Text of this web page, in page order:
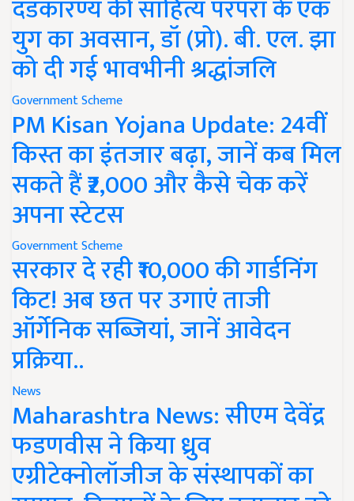
दंडकारण्य की साहित्य परंपरा के एक
युग का अवसान, डॉ (प्रो). बी. एल. झा
को दी गई भावभीनी श्रद्धांजलि
Government Scheme
PM Kisan Yojana Update: 24वीं
किस्त का इंतजार बढ़ा, जानें कब मिल
सकते हैं ₹2,000 और कैसे चेक करें
अपना स्टेटस
Government Scheme
सरकार दे रही ₹10,000 की गार्डनिंग
किट! अब छत पर उगाएं ताजी
ऑर्गेनिक सब्जियां, जानें आवेदन
प्रक्रिया..
News
Maharashtra News: सीएम देवेंद्र
फडणवीस ने किया ध्रुव
एग्रीटेक्नोलॉजीज के संस्थापकों का